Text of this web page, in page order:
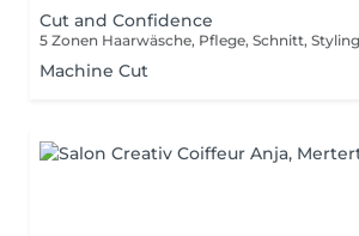
Cut and Confidence
Machine Cut